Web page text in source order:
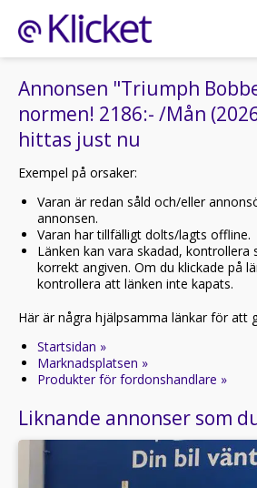
Annonsen "Triumph
normen! 2186:- /Mån
hittas just nu
Exempel på orsaker:
Varan är redan såld och/eller
annonsen.
Varan har tillfälligt dolts/lagts offline.
Länken kan vara skadad, kontrollera
korrekt angiven. Om du klickade på
kontrollera att länken inte kapats.
Här är några hjälpsamma länkar för att
Startsidan »
Marknadsplatsen »
Produkter för fordonshandlare »
Liknande annonser som